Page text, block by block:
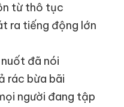
từ thô tục
ra tiếng động lớn
đã nói
rác bừa bãi
người đang tập